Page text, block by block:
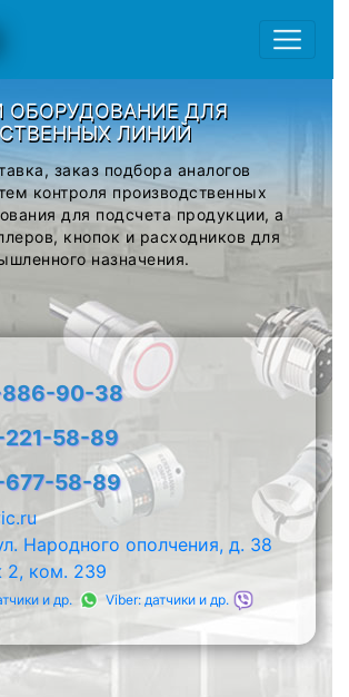
ОБОРУДОВАНИЕ ДЛЯ
ЛИНИЙ
заказ подбора аналогов
контроля производственных
для подсчета продукции, а
кнопок и расходников для
назначения.
886-90-38
58-89
58-89
Народного ополчения, д. 38
2, ком. 239
и др. Viber: датчики и др.